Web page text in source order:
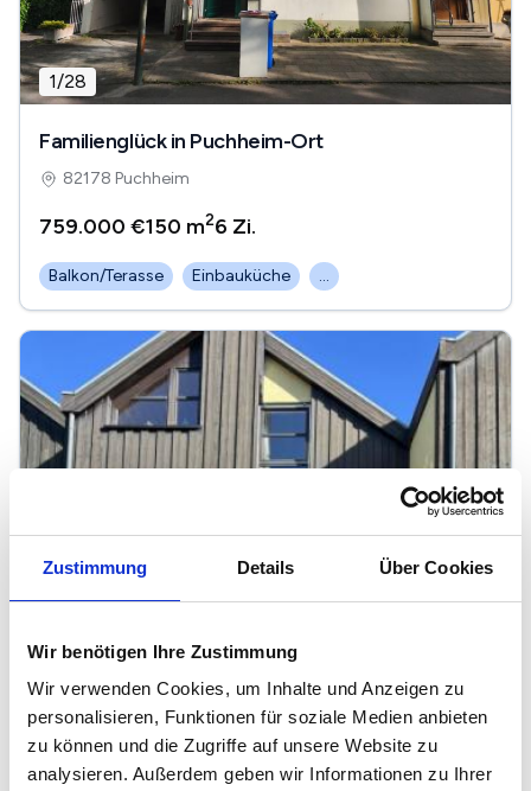
Zustimmung Details Über Cookies
Wir benötigen Ihre Zustimmung
Wir verwenden Cookies, um Inhalte und Anzeigen zu
personalisieren, Funktionen für soziale Medien anbieten
zu können und die Zugriffe auf unsere Website zu
analysieren. Außerdem geben wir Informationen zu Ihrer
1/28
Familienglück in Puchheim-Ort
82178 Puchheim
759.000 €150 m26 Zi.
Balkon/Terasse Einbauküche ...